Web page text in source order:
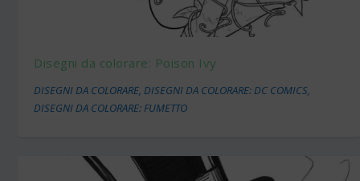
Disegni da colorare: Poison Ivy
DISEGNI DA COLORARE,DISEGNI DA COLORARE: DC COMICS,
DISEGNI DA COLORARE: FUMETTO